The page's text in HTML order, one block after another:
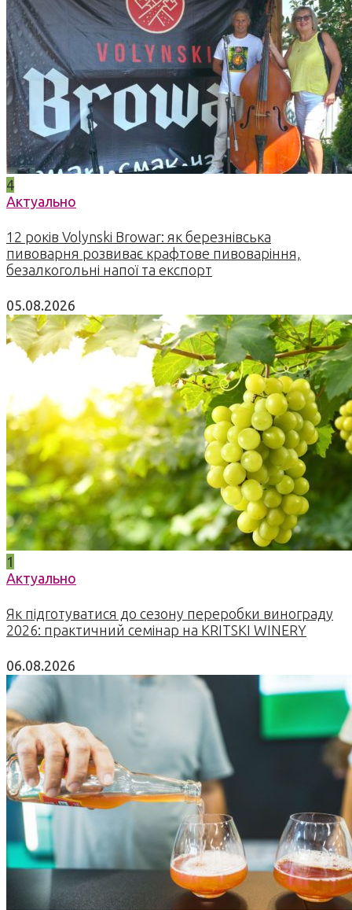
4
Актуально
12 років Volynski Browar: як березнівська
пивоварня розвиває крафтове пивоваріння,
безалкогольні напої та експорт
05.08.2026
1
Актуально
Як підготуватися до сезону переробки винограду
2026: практичний семінар на KRITSKI WINERY
06.08.2026